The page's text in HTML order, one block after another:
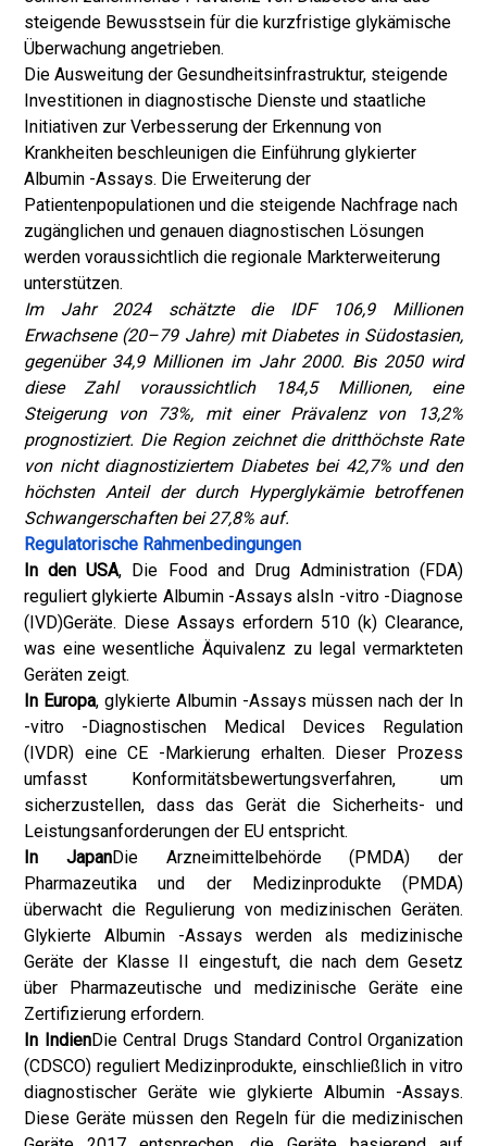
steigende Bewusstsein für die kurzfristige glykämische
Überwachung angetrieben.
Die Ausweitung der Gesundheitsinfrastruktur, steigende
Investitionen in diagnostische Dienste und staatliche
Initiativen zur Verbesserung der Erkennung von
Krankheiten beschleunigen die Einführung glykierter
Albumin -Assays. Die Erweiterung der
Patientenpopulationen und die steigende Nachfrage nach
zugänglichen und genauen diagnostischen Lösungen
werden voraussichtlich die regionale Markterweiterung
unterstützen.
Im Jahr 2024 schätzte die IDF 106,9 Millionen
Erwachsene (20–79 Jahre) mit Diabetes in Südostasien,
gegenüber 34,9 Millionen im Jahr 2000. Bis 2050 wird
diese Zahl voraussichtlich 184,5 Millionen, eine
Steigerung von 73%, mit einer Prävalenz von 13,2%
prognostiziert. Die Region zeichnet die dritthöchste Rate
von nicht diagnostiziertem Diabetes bei 42,7% und den
höchsten Anteil der durch Hyperglykämie betroffenen
Schwangerschaften bei 27,8% auf.
Regulatorische Rahmenbedingungen
In den USA, Die Food and Drug Administration (FDA)
reguliert glykierte Albumin -Assays alsIn -vitro -Diagnose
(IVD)Geräte. Diese Assays erfordern 510 (k) Clearance,
was eine wesentliche Äquivalenz zu legal vermarkteten
Geräten zeigt.
In Europa, glykierte Albumin -Assays müssen nach der In
-vitro -Diagnostischen Medical Devices Regulation
(IVDR) eine CE -Markierung erhalten. Dieser Prozess
umfasst Konformitätsbewertungsverfahren, um
sicherzustellen, dass das Gerät die Sicherheits- und
Leistungsanforderungen der EU entspricht.
In JapanDie Arzneimittelbehörde (PMDA) der
Pharmazeutika und der Medizinprodukte (PMDA)
überwacht die Regulierung von medizinischen Geräten.
Glykierte Albumin -Assays werden als medizinische
Geräte der Klasse II eingestuft, die nach dem Gesetz
über Pharmazeutische und medizinische Geräte eine
Zertifizierung erfordern.
In IndienDie Central Drugs Standard Control Organization
(CDSCO) reguliert Medizinprodukte, einschließlich in vitro
diagnostischer Geräte wie glykierte Albumin -Assays.
Diese Geräte müssen den Regeln für die medizinischen